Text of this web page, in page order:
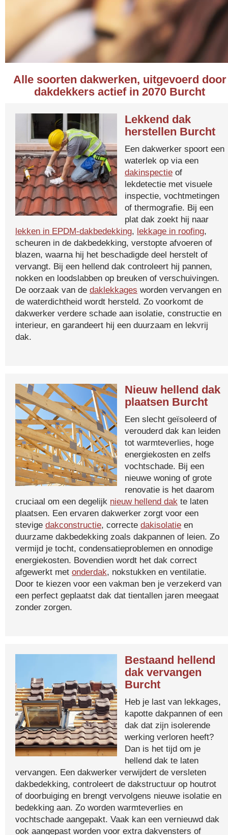
Alle soorten dakwerken, uitgevoerd door
dakdekkers actief in 2070 Burcht
Lekkend dak
herstellen Burcht
Een dakwerker spoort een
waterlek op via een
dakinspectie of
lekdetectie met visuele
inspectie, vochtmetingen
of thermografie. Bij een
plat dak zoekt hij naar
lekken in EPDM-dakbedekking, lekkage in roofing,
scheuren in de dakbedekking, verstopte afvoeren of
blazen, waarna hij het beschadigde deel herstelt of
vervangt. Bij een hellend dak controleert hij pannen,
nokken en loodslabben op breuken of verschuivingen.
De oorzaak van de daklekkages worden vervangen en
de waterdichtheid wordt hersteld. Zo voorkomt de
dakwerker verdere schade aan isolatie, constructie en
interieur, en garandeert hij een duurzaam en lekvrij
dak.
Nieuw hellend dak
plaatsen Burcht
Een slecht geïsoleerd of
verouderd dak kan leiden
tot warmteverlies, hoge
energiekosten en zelfs
vochtschade. Bij een
nieuwe woning of grote
renovatie is het daarom
cruciaal om een degelijk nieuw hellend dak te laten
plaatsen. Een ervaren dakwerker zorgt voor een
stevige dakconstructie, correcte dakisolatie en
duurzame dakbedekking zoals dakpannen of leien. Zo
vermijd je tocht, condensatieproblemen en onnodige
energiekosten. Bovendien wordt het dak correct
afgewerkt met onderdak, nokstukken en ventilatie.
Door te kiezen voor een vakman ben je verzekerd van
een perfect geplaatst dak dat tientallen jaren meegaat
zonder zorgen.
Bestaand hellend
dak vervangen
Burcht
Heb je last van lekkages,
kapotte dakpannen of een
dak dat zijn isolerende
werking verloren heeft?
Dan is het tijd om je
hellend dak te laten
vervangen. Een dakwerker verwijdert de versleten
dakbedekking, controleert de dakstructuur op houtrot
of doorbuiging en brengt vervolgens nieuwe isolatie en
bedekking aan. Zo worden warmteverlies en
vochtschade aangepakt. Vaak kan een vernieuwd dak
ook aangepast worden voor extra dakvensters of